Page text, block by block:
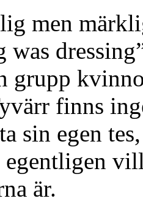
men
was
grupp
finns
sin egen
är.